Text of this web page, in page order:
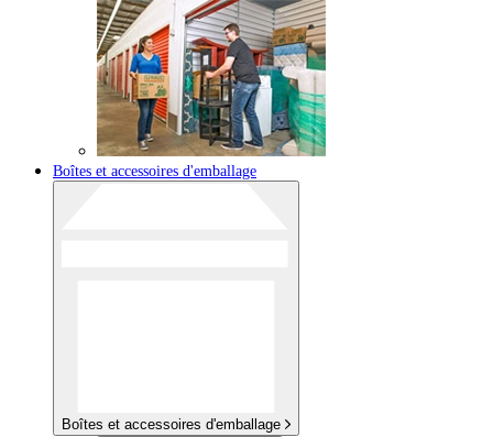
Boîtes et accessoires d'emballage
Boîtes et accessoires d'emballage